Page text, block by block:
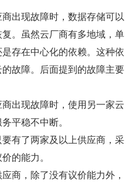
商出现故障时，数据存储可以
。虽然云厂商有多地域，单
存在中心化的依赖。这种依
故障。后面提到的故障主要
商出现故障时，使用另一家云
平稳不中断。
有了两家及以上供应商，采
的能力。
应商，除了没有议价能力外，